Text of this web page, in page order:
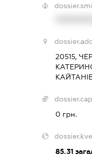
20515,
0 грн.
85.31